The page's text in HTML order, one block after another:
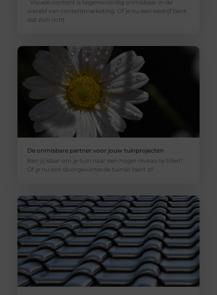
Visuele content is tegenwoordig onmisbaar in de
wereld van contentmarketing. Of je nu een bedrijf bent
dat zich richt
De onmisbare partner voor jouw tuinprojecten
Ben jij klaar om je tuin naar een hoger niveau te tillen?
Of je nu een doorgewinterde tuinier bent of